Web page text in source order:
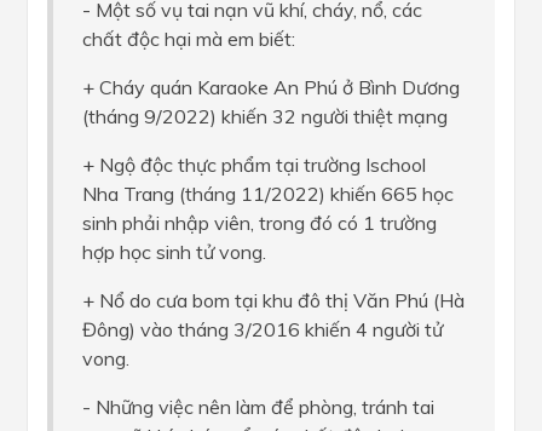
- Một số vụ tai nạn vũ khí, cháy, nổ, các
chất độc hại mà em biết:
+ Cháy quán Karaoke An Phú ở Bình Dương
(tháng 9/2022) khiến 32 người thiệt mạng
+ Ngộ độc thực phẩm tại trường Ischool
Nha Trang (tháng 11/2022) khiến 665 học
sinh phải nhập viên, trong đó có 1 trường
hợp học sinh tử vong.
+ Nổ do cưa bom tại khu đô thị Văn Phú (Hà
Đông) vào tháng 3/2016 khiến 4 người tử
vong.
- Những việc nên làm để phòng, tránh tai